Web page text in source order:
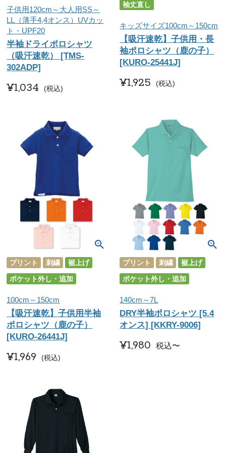
子供用120cm～大人用SS～
LL（薄手4,4オンス）UVカッ
ト・UPF20
半袖ドライポロシャツ
（吸汗速乾） [TMS-
302ADP]
¥1,034 税込
袖丈直し
キッズサイズ100cm～150cm
【吸汗速乾】子供用・長
袖ポロシャツ（鹿の子）
[KURO-25441J]
¥1,925 税込
プリント 刺繍
裾上げ
ポケット外し・追加
100cm～150cm
【吸汗速乾】子供用半袖
ポロシャツ（鹿の子）
[KURO-26441J]
¥1,969 税込
プリント 刺繍
裾上げ
ポケット外し・追加
140cm～7L
DRY半袖ポロシャツ [5.4
オンス] [KKRY-9006]
¥1,980 税込〜